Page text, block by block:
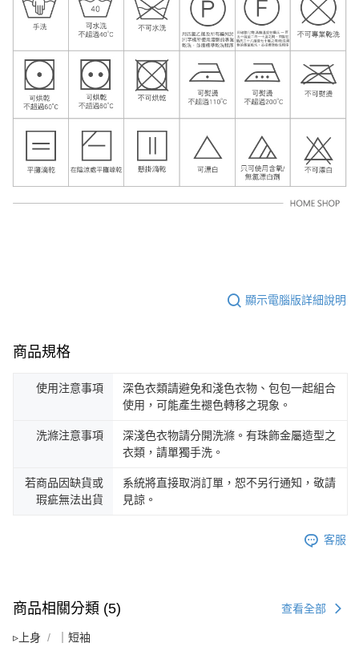
顯示電腦版詳細說明
商品規格
使用注意事項
深色衣類請避免和淺色衣物、包包一起組合
使用，可能產生褪色轉移之現象。
洗滌注意事項
深淺色衣物請分開洗滌。有珠飾金屬造型之
衣類，請單獨手洗。
若商品因缺貨或
瑕疵無法出貨
系統將直接取消訂單，恕不另行通知，敬請
見諒。
客服
商品相關分類 (5) 查看全部
▹上身 ｜短袖